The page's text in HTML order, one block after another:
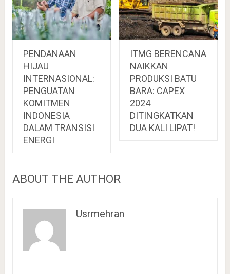
PENDANAAN
HIJAU
INTERNASIONAL:
PENGUATAN
KOMITMEN
INDONESIA
DALAM TRANSISI
ENERGI
ITMG BERENCANA
NAIKKAN
PRODUKSI BATU
BARA: CAPEX
2024
DITINGKATKAN
DUA KALI LIPAT!
ABOUT THE AUTHOR
Usrmehran